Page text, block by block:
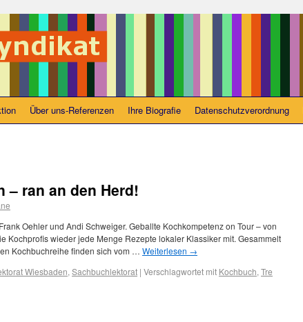
Über uns-Referenzen Ihre Biografie Datenschutzverordnung
– ran an den Herd!
Oehler und Andi Schweiger. Geballte Kochkompetenz on Tour – von
Kochprofis wieder jede Menge Rezepte lokaler Klassiker mit. Gesammelt
Kochbuchreihe finden sich vom … Weiterlesen →
Wiesbaden, Sachbuchlektorat | Verschlagwortet mit Kochbuch, Tre